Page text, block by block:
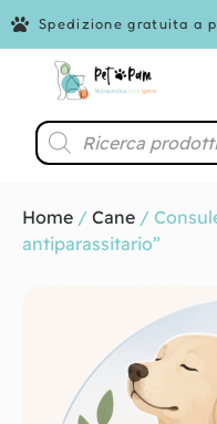
Spedizione gratuita a
Home / Cane /
antiparassitario”